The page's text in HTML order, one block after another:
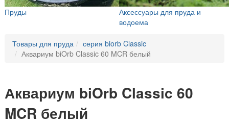
Пруды
Аксессуары для пруда и
водоема
Товары для пруда
серия biorb Classic
Аквариум biOrb Classic 60 MCR белый
Аквариум biOrb Classic 60
MCR белый